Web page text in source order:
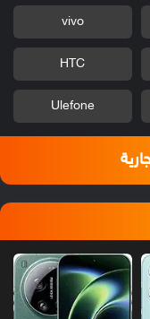
vivo
HTC
Ulefone